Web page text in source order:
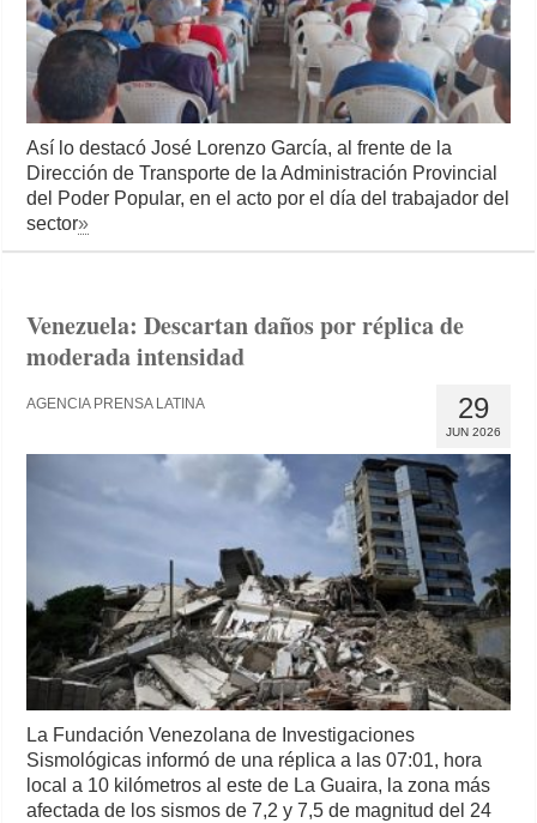
Así lo destacó José Lorenzo García, al frente de la
Dirección de Transporte de la Administración Provincial
del Poder Popular, en el acto por el día del trabajador del
sector»
Venezuela: Descartan daños por réplica de
moderada intensidad
29
JUN 2026
AGENCIA PRENSA LATINA
La Fundación Venezolana de Investigaciones
Sismológicas informó de una réplica a las 07:01, hora
local a 10 kilómetros al este de La Guaira, la zona más
afectada de los sismos de 7,2 y 7,5 de magnitud del 24